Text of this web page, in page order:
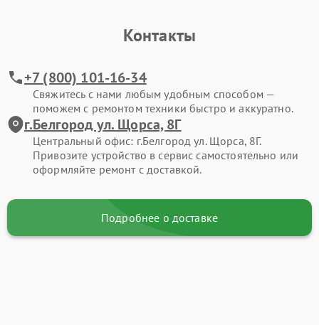
Контакты
+7 (800) 101-16-34
Свяжитесь с нами любым удобным способом —
поможем с ремонтом техники быстро и аккуратно.
г.Белгород ул. Щорса, 8Г
Центральный офис: г.Белгород ул. Щорса, 8Г.
Привозите устройство в сервис самостоятельно или
оформляйте ремонт с доставкой.
Подробнее о доставке